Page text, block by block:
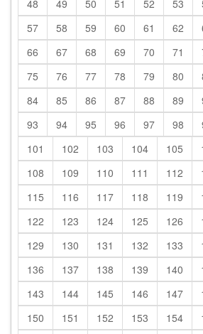
48 49 50 51 52 53
57
58 59 60 61 62
66
67 68 69 70 71
75
76 77 78 79 80
84
85 86 87 88 89
93
94 95 96 97 98
101
102 103 104 105
108
109 110 111 112
115
116 117 118 119
122
123 124 125 126
129
130 131 132 133
136
137 138 139 140
143
144 145 146 147
150
151 152 153 154